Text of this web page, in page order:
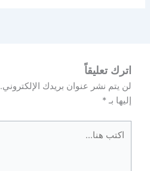
اترك تعليقاً
لن يتم نشر عنوان بريدك الإلكتروني.
إليها بـ*
هنا...